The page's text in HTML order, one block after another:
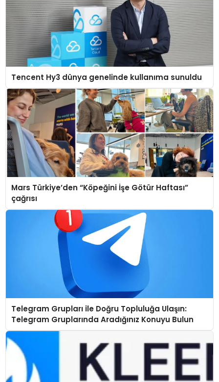
Tencent Hy3 dünya genelinde kullanıma sunuldu
Mars Türkiye’den “Köpeğini İşe Götür Haftası”
çağrısı
Telegram Grupları ile Doğru Topluluğa Ulaşın:
Telegram Gruplarında Aradığınız Konuyu Bulun